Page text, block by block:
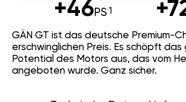
+46PS
GÄN GT ist das deutsche Premium-
erschwinglichen Preis. Es schöpft das
Potential des Motors aus, das vom
angeboten wurde. Ganz sicher.